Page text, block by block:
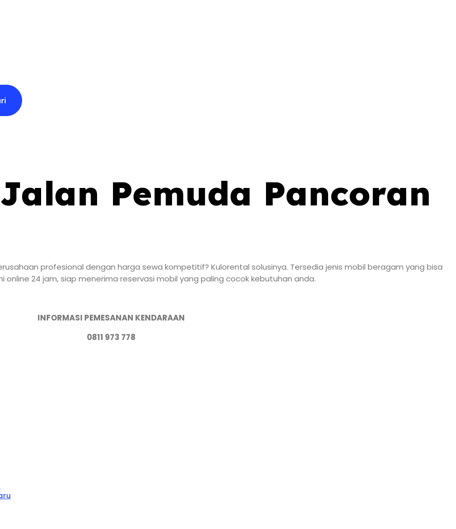
Pemuda Pancoran
profesional dengan harga sewa kompetitif? Kulorental solusinya. Tersedia jenis mobil beragam yang bisa
24 jam, siap menerima reservasi mobil yang paling cocok kebutuhan anda.
INFORMASI PEMESANAN KENDARAAN
0811 973 778